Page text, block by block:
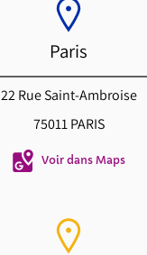
Paris
22 Rue Saint-Ambroise
75011 PARIS
Voir dans Maps